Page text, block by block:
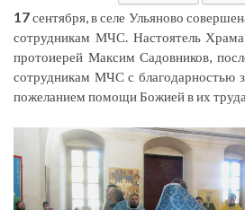
17сентября, в селе Ульяново
сотрудникам МЧС. Настоятель
протоиерей Максим Садовников,
сотрудникам МЧС с благодарностью
пожеланием помощи Божией в их